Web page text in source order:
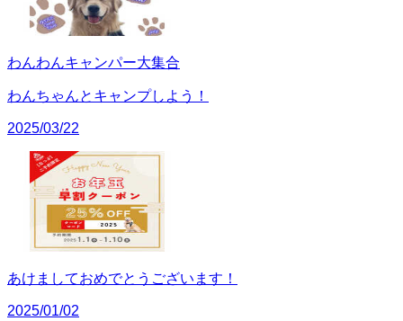
わんわんキャンパー大集合
わんちゃんとキャンプしよう！
2025/03/22
あけましておめでとうございます！
2025/01/02